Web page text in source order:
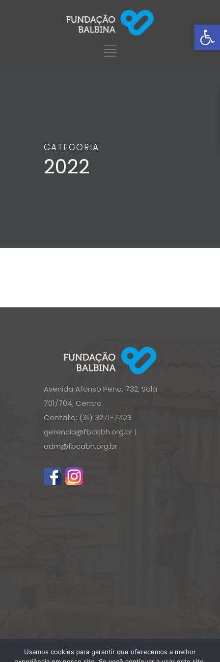
CATEGORIA
2022
Avenida Afonso Pena, 732, Sala
701/704, Centro
Contato: (31) 3271-7423
gerencia@fbcabh.org.br |
adm@fbcabh.org.br
Usamos cookies para garantir que oferecemos a melhor